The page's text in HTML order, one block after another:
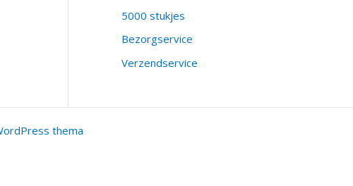
5000 stukjes
Bezorgservice
Verzendservice
thema